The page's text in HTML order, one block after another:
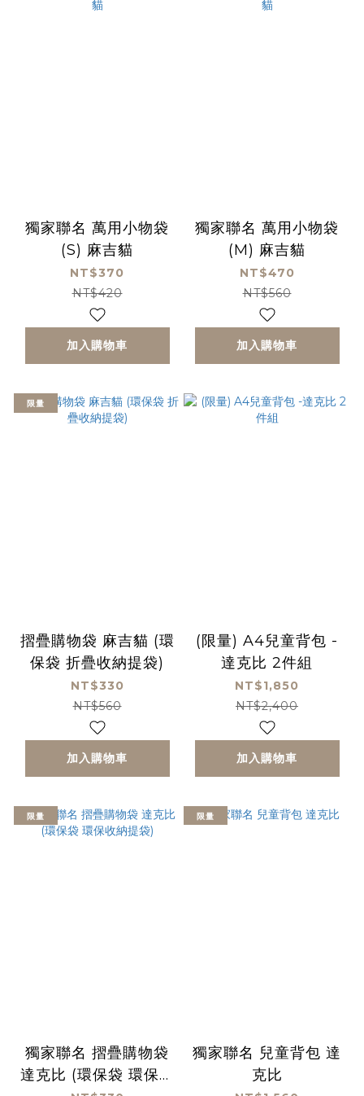
獨家聯名 萬用小物袋
(S) 麻吉貓
NT$370
NT$420
加入購物車
獨家聯名 萬用小物袋
(M) 麻吉貓
NT$470
NT$560
加入購物車
限量
摺疊購物袋 麻吉貓 (環
保袋 折疊收納提袋)
NT$330
NT$560
加入購物車
(限量) A4兒童背包 -
達克比 2件組
NT$1,850
NT$2,400
加入購物車
限量
獨家聯名 摺疊購物袋
達克比 (環保袋 環保收
限量
獨家聯名 兒童背包 達
克比